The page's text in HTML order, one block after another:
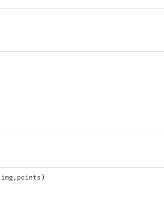
img, points )